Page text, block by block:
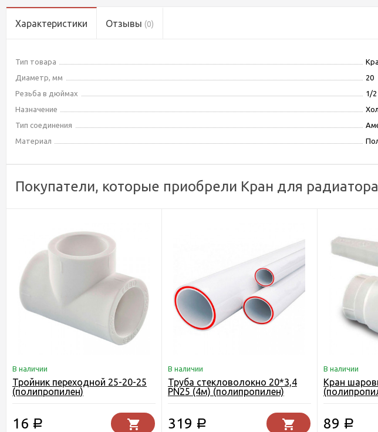
Характеристики Отзывы (0)
Тип товара
Диаметр, мм
20
Резьба в дюймах
1/2
Назначение
Тип соединения
Материал
Покупатели, которые приобрели Кран для
В наличии
Тройник переходной 25-20-25
(полипропилен)
16 Р
В наличии
Труба стекловолокно 20*3,4
PN25 (4м) (полипропилен)
319 Р
В наличии
Кран
89 Р